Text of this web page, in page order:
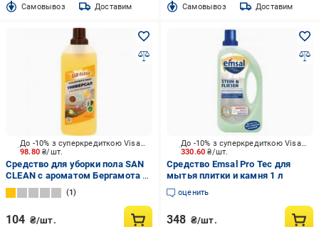
Cамовывоз Доставим Cамовывоз Доставим
98.80₴/шт.
До -10% з суперкредиткою Visa Вигода
Средство для уборки пола SAN
CLEAN с ароматом Бергамота 1
л
1
104 ₴/шт.
330.60₴/шт.
До -10% з суперкредиткою Visa Вигода
Средство Emsal Pro Tec для
мытья плитки и камня 1 л
оценить
348 ₴/шт.